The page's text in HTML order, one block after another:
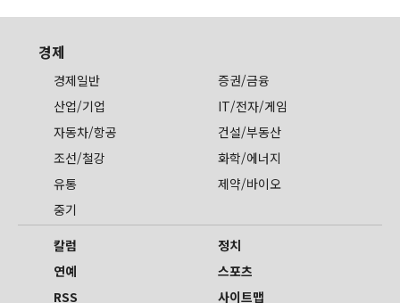
경제
경제일반
증권/금융
산업/기업
IT/전자/게임
자동차/항공
건설/부동산
조선/철강
화학/에너지
유통
제약/바이오
중기
칼럼
정치
연예
스포츠
RSS
사이트맵